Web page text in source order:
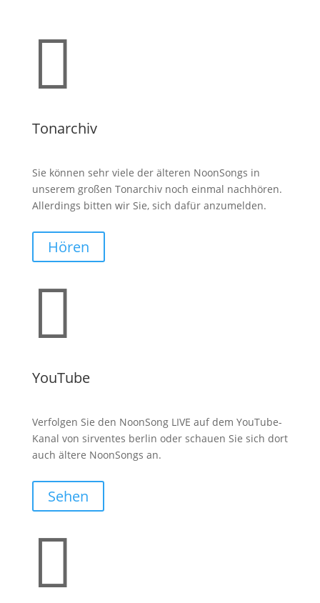

Tonarchiv
Sie können sehr viele der älteren NoonSongs in
unserem großen Tonarchiv noch einmal nachhören.
Allerdings bitten wir Sie, sich dafür anzumelden.
Hören

YouTube
Verfolgen Sie den NoonSong LIVE auf dem YouTube-
Kanal von sirventes berlin oder schauen Sie sich dort
auch ältere NoonSongs an.
Sehen
